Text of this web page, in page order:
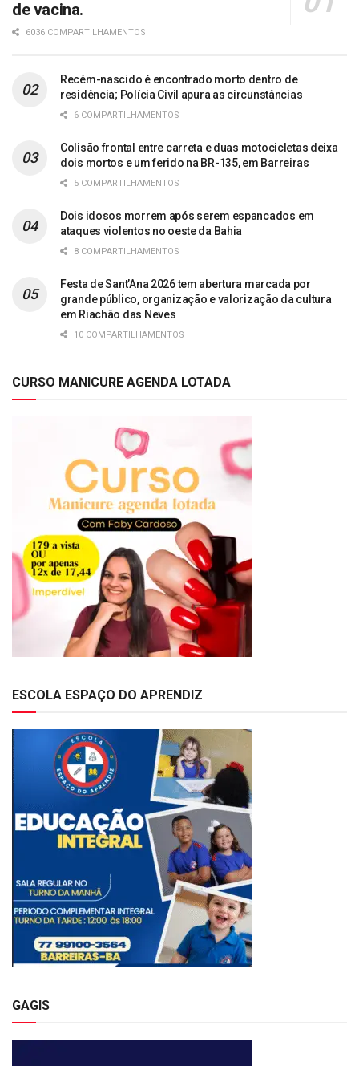
de vacina.
6036 COMPARTILHAMENTOS
Recém-nascido é encontrado morto dentro de
residência; Polícia Civil apura as circunstâncias
6 COMPARTILHAMENTOS
Colisão frontal entre carreta e duas motocicletas deixa
dois mortos e um ferido na BR-135, em Barreiras
5 COMPARTILHAMENTOS
Dois idosos morrem após serem espancados em
ataques violentos no oeste da Bahia
8 COMPARTILHAMENTOS
Festa de Sant’Ana 2026 tem abertura marcada por
grande público, organização e valorização da cultura
em Riachão das Neves
10 COMPARTILHAMENTOS
CURSO MANICURE AGENDA LOTADA
ESCOLA ESPAÇO DO APRENDIZ
GAGIS